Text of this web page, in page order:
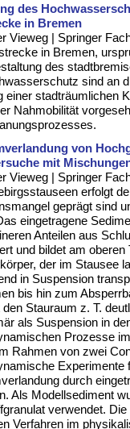
des
in Bremen
Vieweg | Springer
in Bremen,
des
sind an
einer stadträumlichen
Nahmobilität
von
mit
Vieweg | Springer
erfolgt
geprägt sind
eingetragene
Anteilen aus
und bildet am
der im Stausee
in Suspension
bis hin zum
Stauraum z. T.
als Suspension in
Prozesse
Rahmen von zwei
Experimente
durch
Als Modellsediment
verwendet.
Verfahren im